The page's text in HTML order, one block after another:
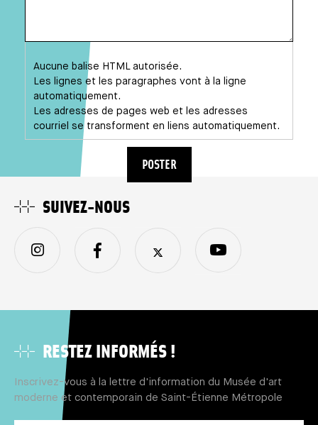
Aucune balise HTML autorisée.
Les lignes et les paragraphes vont à la ligne
automatiquement.
Les adresses de pages web et les adresses
courriel se transforment en liens automatiquement.
RESTEZ INFORMÉS !
Inscrivez-vous à la lettre d'information du Musée d'art
moderne et contemporain de Saint-Étienne Métropole
SUIVEZ-NOUS